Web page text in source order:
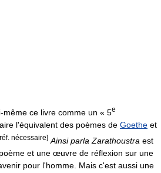
même ce livre comme un « 5e
l'équivalent des poèmes de Goethe et
nécessaire] Ainsi parla Zarathoustra est
et une œuvre de réflexion sur une
pour l'homme. Mais c'est aussi une